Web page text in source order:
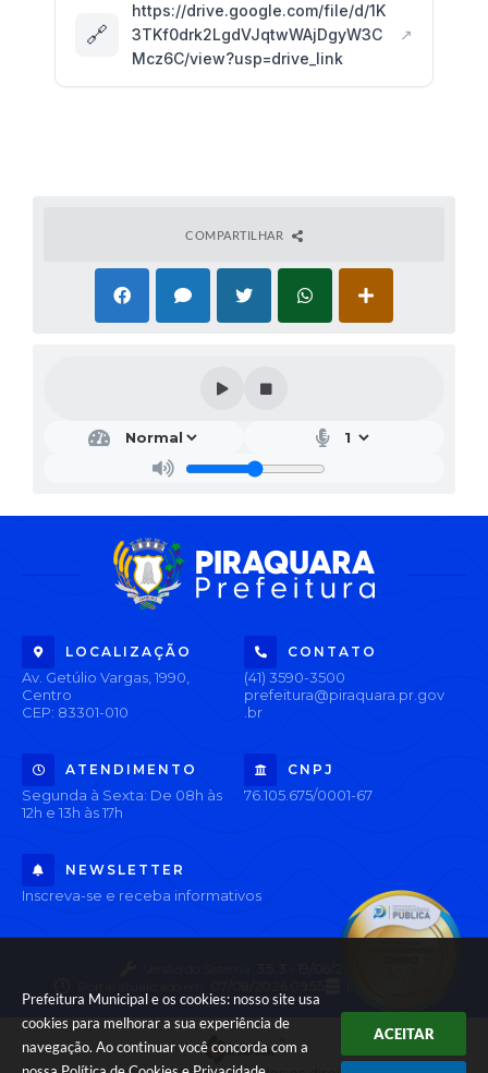
Prefeitura Municipal e os cookies: nosso site usa
cookies para melhorar a sua experiência de
navegação. Ao continuar você concorda com a
ACEITAR
🔗
https://drive.google.com/file/d/1K
3TKf0drk2LgdVJqtwWAjDgyW3C
Mcz6C/view?usp=drive_link
↗
COMPARTILHAR
LOCALIZAÇÃO
Av. Getúlio Vargas, 1990,
Centro
CEP: 83301-010
CONTATO
(41) 3590-3500
prefeitura@piraquara.pr.gov
.br
ATENDIMENTO
Segunda à Sexta: De 08h às
12h e 13h às 17h
CNPJ
76.105.675/0001-67
NEWSLETTER
Inscreva-se e receba informativos